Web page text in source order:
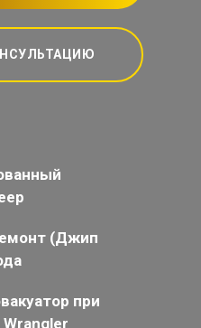
(Джип
при